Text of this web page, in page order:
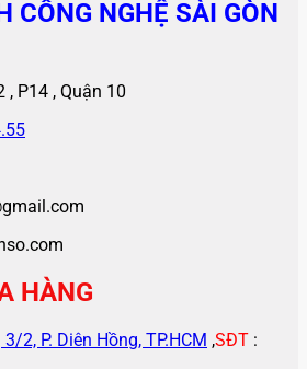
CÔNG NGHỆ SÀI GÒN
P14 , Quận 10
HÀNG
2, P. Diên Hồng, TP.HCM ,SĐT :